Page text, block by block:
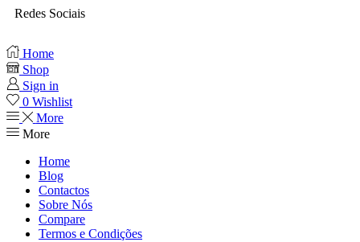
Redes Sociais
Home
Shop
Sign in
0 Wishlist
More
More
Home
Blog
Contactos
Sobre Nós
Compare
Termos e Condições